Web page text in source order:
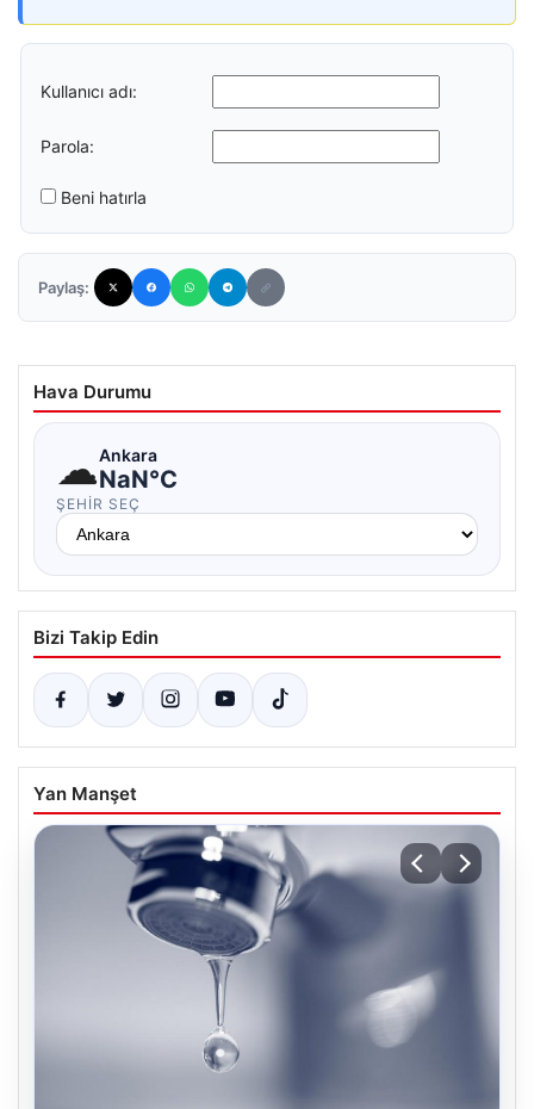
Kullanıcı adı:
Parola:
Beni hatırla
Paylaş:
Hava Durumu
☁Ankara
NaN°C
ŞEHIR SEÇ
Bizi Takip Edin
Yan Manşet